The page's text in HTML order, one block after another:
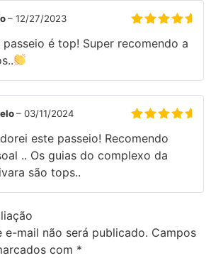
de 5
– 12/27/2023
passeio é top! Super recomendo a
de 5
– 03/11/2024
este passeio! Recomendo
.. Os guias do complexo da
são tops..
e-mail não será publicado. Campos
com *